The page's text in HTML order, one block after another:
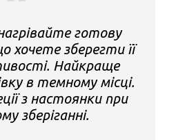
готову
хочете зберегти її
Найкраще
в темному місці.
з настоянки при
зберіганні.